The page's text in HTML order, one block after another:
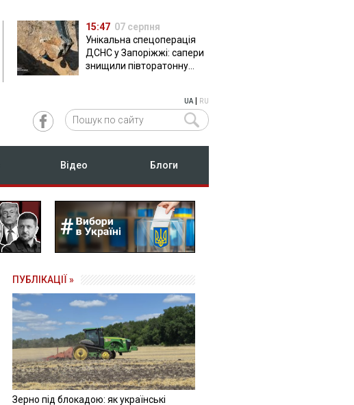
15:47 07 серпня
Унікальна спецоперація
ДСНС у Запоріжжі: сапери
знищили півторатонну
UA| RU
Відео Блоги
ПУБЛІКАЦІЇ »
Зерно під блокадою: як українські